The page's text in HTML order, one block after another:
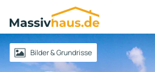
Massivhaus
Logo
AnmeldenBilder & Grundrisse